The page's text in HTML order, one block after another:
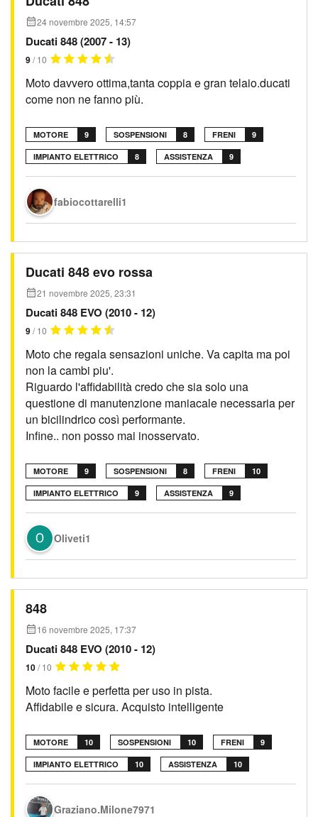
24 novembre 2025, 14:57
Ducati 848 (2007 - 13)
9/ 10
Moto davvero ottima,tanta coppia e gran telaio.ducati
come non ne fanno più.
MOTORE 9 SOSPENSIONI 8 FRENI 9
IMPIANTO ELETTRICO 8 ASSISTENZA 9
fabiocottarelli1
Ducati 848 evo rossa
21 novembre 2025, 23:31
Ducati 848 EVO (2010 - 12)
9/ 10
Moto che regala sensazioni uniche. Va capita ma poi
non la cambi piu'.
Riguardo l'affidabilità credo che sia solo una
questione di manutenzione maniacale necessaria per
un bicilindrico così performante.
Infine.. non posso mai inosservato.
MOTORE 9 SOSPENSIONI 8 FRENI 10
IMPIANTO ELETTRICO 9 ASSISTENZA 9
Oliveti1
848
16 novembre 2025, 17:37
Ducati 848 EVO (2010 - 12)
10/ 10
Moto facile e perfetta per uso in pista.
Affidabile e sicura. Acquisto intelligente
MOTORE 10 SOSPENSIONI 10 FRENI 9
IMPIANTO ELETTRICO 10 ASSISTENZA 10
Graziano.Milone7971